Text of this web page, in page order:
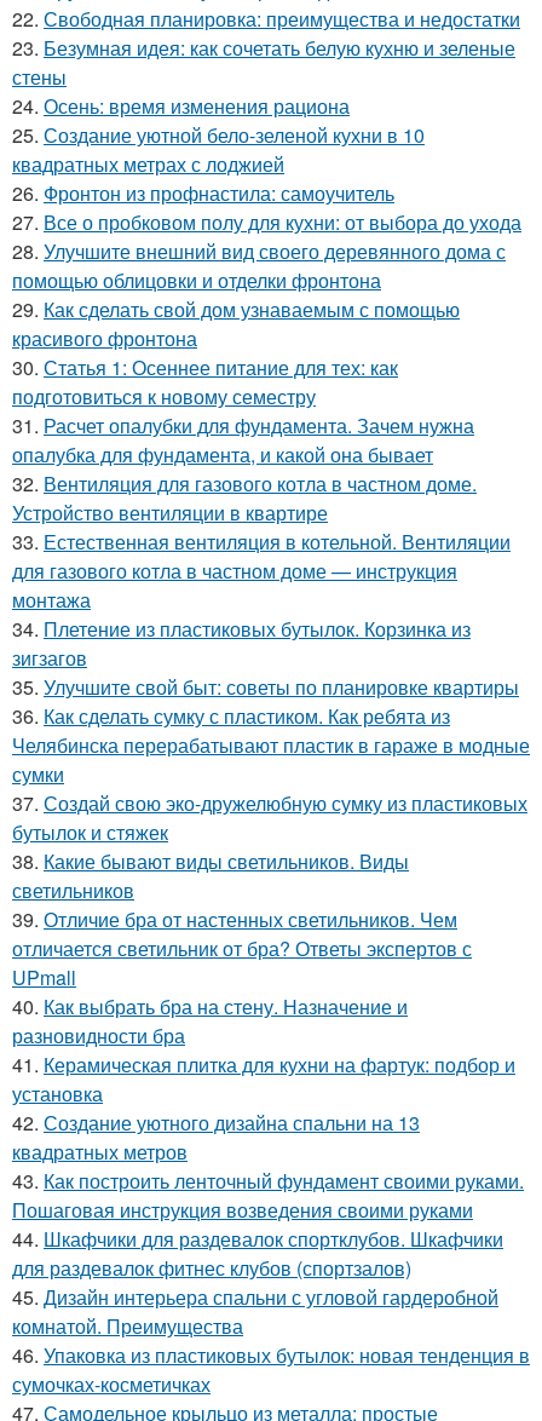
22. Свободная планировка: преимущества и недостатки
23. Безумная идея: как сочетать белую кухню и зеленые
стены
24. Осень: время изменения рациона
25. Создание уютной бело-зеленой кухни в 10
квадратных метрах с лоджией
26. Фронтон из профнастила: самоучитель
27. Все о пробковом полу для кухни: от выбора до ухода
28. Улучшите внешний вид своего деревянного дома с
помощью облицовки и отделки фронтона
29. Как сделать свой дом узнаваемым с помощью
красивого фронтона
30. Статья 1: Осеннее питание для тех: как
подготовиться к новому семестру
31. Расчет опалубки для фундамента. Зачем нужна
опалубка для фундамента, и какой она бывает
32. Вентиляция для газового котла в частном доме.
Устройство вентиляции в квартире
33. Естественная вентиляция в котельной. Вентиляции
для газового котла в частном доме — инструкция
монтажа
34. Плетение из пластиковых бутылок. Корзинка из
зигзагов
35. Улучшите свой быт: советы по планировке квартиры
36. Как сделать сумку с пластиком. Как ребята из
Челябинска перерабатывают пластик в гараже в модные
сумки
37. Создай свою эко-дружелюбную сумку из пластиковых
бутылок и стяжек
38. Какие бывают виды светильников. Виды
светильников
39. Отличие бра от настенных светильников. Чем
отличается светильник от бра? Ответы экспертов с
UPmall
40. Как выбрать бра на стену. Назначение и
разновидности бра
41. Керамическая плитка для кухни на фартук: подбор и
установка
42. Создание уютного дизайна спальни на 13
квадратных метров
43. Как построить ленточный фундамент своими руками.
Пошаговая инструкция возведения своими руками
44. Шкафчики для раздевалок спортклубов. Шкафчики
для раздевалок фитнес клубов (спортзалов)
45. Дизайн интерьера спальни с угловой гардеробной
комнатой. Преимущества
46. Упаковка из пластиковых бутылок: новая тенденция в
сумочках-косметичках
47. Самодельное крыльцо из металла: простые